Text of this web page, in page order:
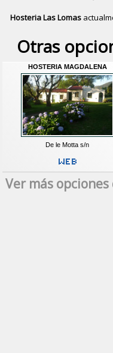
Hosteria Las Lomas
Otras
HOSTERIA MAGDALENA
De le Motta s/n
Ver más